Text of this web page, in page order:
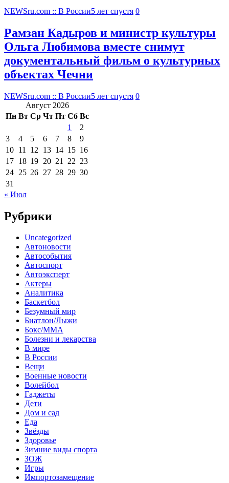
NEWSru.com :: В России5 лет спустя 0
Рамзан Кадыров и министр культуры
Ольга Любимова вместе снимут
документальный фильм о культурных
объектах Чечни
NEWSru.com :: В России5 лет спустя 0
Август 2026
Пн Вт Ср Чт Пт Сб Вс
1
2
3
4 5 6 7 8
9
10 11 12 13 14 15 16
17 18 19 20 21 22 23
24 25 26 27 28 29 30
31
« Июл
Рубрики
Uncategorized
Автоновости
Автособытия
Автоспорт
Автоэксперт
Актеры
Аналитика
Баскетбол
Безумный мир
Биатлон/Лыжи
Бокс/MMA
Болезни и лекарства
В мире
В России
Вещи
Военные новости
Волейбол
Гаджеты
Дети
Дом и сад
Еда
Звёзды
Здоровье
Зимние виды спорта
ЗОЖ
Игры
Импортозамещение